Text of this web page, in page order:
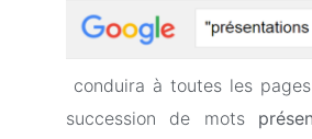
conduira à toutes les
succession de mots